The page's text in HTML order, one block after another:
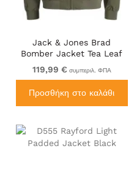
Jack & Jones Brad
Bomber Jacket Tea Leaf
119,99 € συμπεριλ. ΦΠΑ
Προσθήκη στο καλάθι